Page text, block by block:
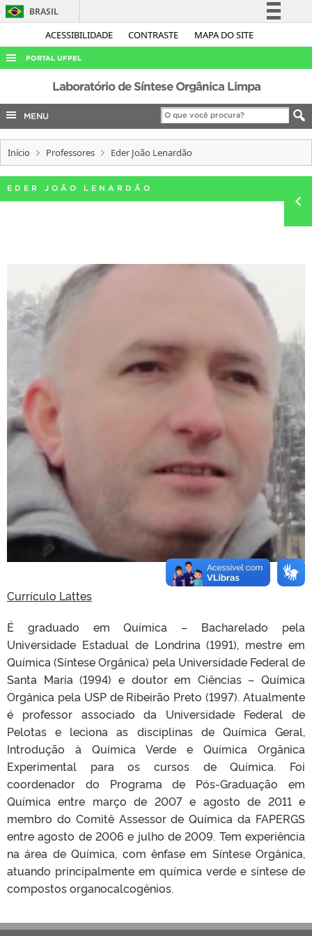
ACESSIBILIDADE CONTRASTE MAPA DO SITE
BRASIL
Simplifique!
Acesso à informação
Legislação
Canais
PORTAL UFPEL
ACESSO À INFORMAÇÃO
AUDITORIA
COBALTO
CONCURSOS
EDITAIS
INTERNACIONAL
Laboratório de Síntese Orgânica Limpa
MENU
Início Professores Eder João Lenardão
EDER JOÃO LENARDÃO
Currículo Lattes
É graduado em Química – Bacharelado pela
Universidade Estadual de Londrina (1991), mestre em
Química (Síntese Orgânica) pela Universidade Federal de
Santa Maria (1994) e doutor em Ciências – Química
Orgânica pela USP de Ribeirão Preto (1997). Atualmente
é professor associado da Universidade Federal de
Pelotas e leciona as disciplinas de Química Geral,
Introdução à Química Verde e Química Orgânica
Experimental para os cursos de Química. Foi
coordenador do Programa de Pós-Graduação em
Química entre março de 2007 e agosto de 2011 e
membro do Comitê Assessor de Química da FAPERGS
entre agosto de 2006 e julho de 2009. Tem experiência
na área de Química, com ênfase em Síntese Orgânica,
atuando principalmente em química verde e síntese de
compostos organocalcogênios.